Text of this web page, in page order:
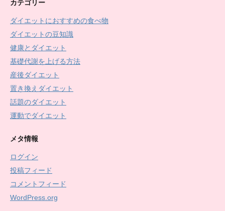
カテゴリー
ダイエットにおすすめの食べ物
ダイエットの豆知識
健康とダイエット
基礎代謝を上げる方法
産後ダイエット
置き換えダイエット
話題のダイエット
運動でダイエット
メタ情報
ログイン
投稿フィード
コメントフィード
WordPress.org